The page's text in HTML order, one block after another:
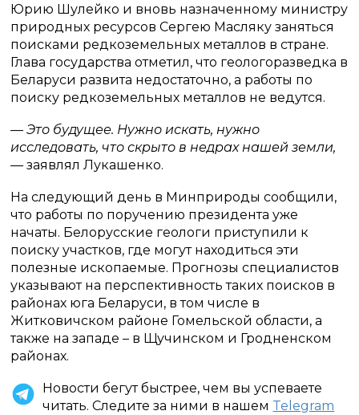
Юрию Шулейко и вновь назначенному министру
природных ресурсов Сергею Масляку заняться
поисками редкоземельных металлов в стране.
Глава государства отметил, что геологоразведка в
Беларуси развита недостаточно, а работы по
поиску редкоземельных металлов не ведутся.
— Это будущее. Нужно искать, нужно
исследовать, что скрыто в недрах нашей земли,
— заявлял Лукашенко.
На следующий день в Минприроды сообщили,
что работы по поручению президента уже
начаты. Белорусские геологи приступили к
поиску участков, где могут находиться эти
полезные ископаемые. Прогнозы специалистов
указывают на перспективность таких поисков в
районах юга Беларуси, в том числе в
Житковичском районе Гомельской области, а
также на западе – в Щучинском и Гродненском
районах.
Новости бегут быстрее, чем вы успеваете
читать. Следите за ними в нашем Telegram